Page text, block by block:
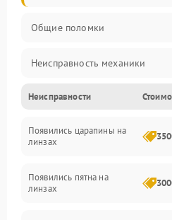
Общие поломки
Неисправность механики
Неисправность электроники
Прочие неисправности
Неисправности
Появились царапины на
линзах
Появились пятна на
линзах